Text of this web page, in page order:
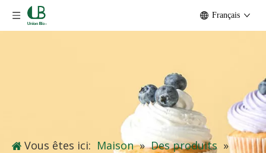
Français
Vous êtes ici: Maison » Des produits »